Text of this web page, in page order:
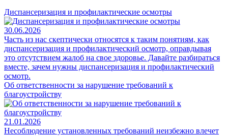
Диспансеризация и профилактические осмотры
30.06.2026
Часть из нас скептически относятся к таким понятиям, как
диспансеризация и профилактический осмотр, оправдывая
это отсутствием жалоб на свое здоровье. Давайте разбираться
вместе, зачем нужны диспансеризация и профилактический
осмотр.
Об ответственности за нарушение требований к
благоустройству
21.01.2026
Несоблюдение установленных требований неизбежно влечет